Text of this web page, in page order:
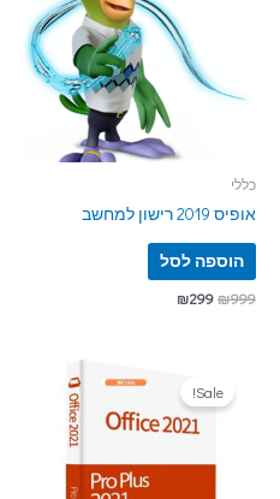
כללי
אופיס 2019 רישון למחשב
הוספה לסל
₪999
₪299
Sale!